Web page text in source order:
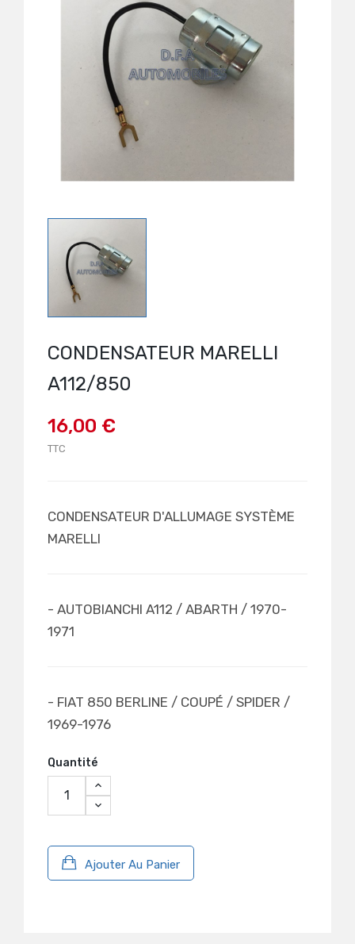
CONDENSATEUR MARELLI
A112/850
16,00 €
TTC
CONDENSATEUR D'ALLUMAGE SYSTÈME
MARELLI
- AUTOBIANCHI A112 / ABARTH / 1970-
1971
- FIAT 850 BERLINE / COUPÉ / SPIDER /
1969-1976
Quantité
Ajouter Au Panier